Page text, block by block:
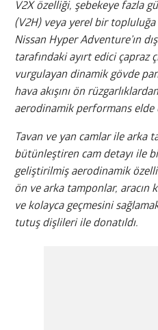
V2X özelliği, şebekeye fazla
(V2H) veya yerel bir topluluğa
Nissan Hyper Adventure’ın
tarafındaki ayırt edici çapraz
vurgulayan dinamik gövde
hava akışını ön
aerodinamik performans elde
Tavan ve yan camlar ile arka
bütünleştiren cam detayı ile
geliştirilmiş aerodinamik
ön ve arka tamponlar, aracın
ve kolayca geçmesini
tutuş dişlileri ile donatıldı.